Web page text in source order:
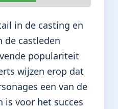
in de casting en
de castleden
populariteit
wijzen erop dat
een van de
is voor het succes